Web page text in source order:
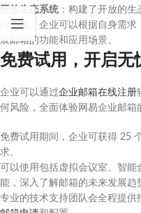
开放生态系统：构建了开放的生
行集成。企业可以根据自身需
展邮箱的功能和应用场景。
免费试用，开启无
企业可以通过企业邮箱在线注册
何风险，全面体验网易企业邮箱
免费试用期间，企业可获得 25
求。
可以使用包括虚拟会议室、智
能，深入了解邮箱的未来发展趋
专业的技术支持团队会全程提